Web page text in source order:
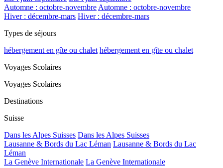
Automne : octobre-novembreAutomne : octobre-novembre
Hiver : décembre-mars Hiver : décembre-mars
Types de séjours
hébergement en gîte ou chalet hébergement en gîte ou chalet
Voyages Scolaires
Voyages Scolaires
Destinations
Suisse
Dans les Alpes Suisses Dans les Alpes Suisses
Lausanne & Bords du Lac Léman Lausanne & Bords du Lac
Léman
La Genève Internationale La Genève Internationale